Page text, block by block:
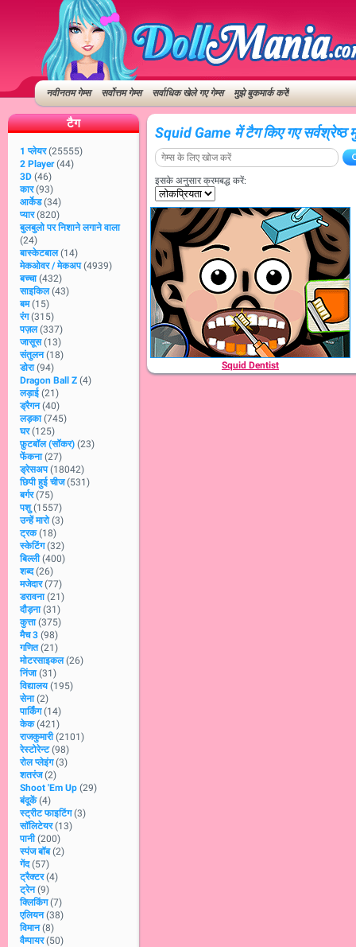
नवीनतम गेम्स सर्वोत्तम गेम्स सर्वाधिक खेले गए गेम्स मुझे बुकमार्क करें!
टैग
1 प्लेयर (25555)
2 Player (44)
3D (46)
कार (93)
आर्केड (34)
प्यार (820)
बुलबुलो पर निशाने लगाने वाला
(24)
बास्केटबाल (14)
मेकओवर / मेकअप (4939)
बच्चा (432)
साइकिल (43)
बम (15)
रंग (315)
पज़ल (337)
जासूस (13)
संतुलन (18)
डोरा (94)
Dragon Ball Z (4)
लड़ाई (21)
ड्रैगन (40)
लड़का (745)
घर (125)
फ़ुटबॉल (सॉकर) (23)
फेंकना (27)
ड्रेसअप (18042)
छिपी हुई चीज (531)
बर्गर (75)
पशु (1557)
उन्हें मारो (3)
ट्रक (18)
स्केटिंग (32)
बिल्ली (400)
शब्द (26)
मजेदार (77)
डरावना (21)
दौड़ना (31)
कुत्ता (375)
मैच 3 (98)
गणित (21)
मोटरसाइकल (26)
निंजा (31)
विद्यालय (195)
सेना (2)
पार्किंग (14)
केक (421)
राजकुमारी (2101)
रेस्टोरेन्ट (98)
रोल प्लेइंग (3)
शतरंज (2)
Shoot 'Em Up (29)
बंदूकें (4)
स्ट्रीट फाइटिंग (3)
सॉलिटेयर (13)
पानी (200)
स्पंज बॉब (2)
गेंद (57)
ट्रैक्टर (4)
ट्रेन (9)
क्लिकिंग (7)
एलियन (38)
विमान (8)
वैम्पायर (50)
Squid Game में टैग किए गए सर्वश्रेष्ठ
इसके अनुसार क्रमबद्ध करें:
Squid Dentist